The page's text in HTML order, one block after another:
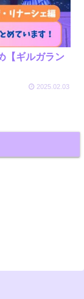
【ギルガラン
2025.02.03